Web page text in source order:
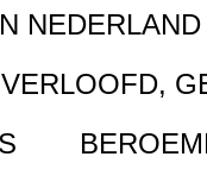
NEDERLAND